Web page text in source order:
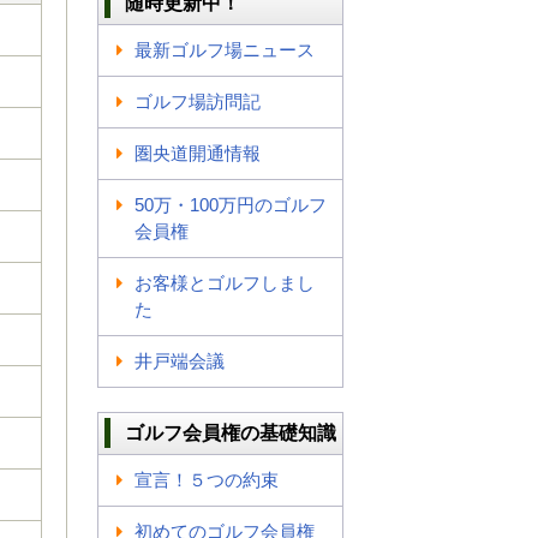
最新ゴルフ場ニュース
ゴルフ場訪問記
圏央道開通情報
50万・100万円のゴルフ
会員権
お客様とゴルフしまし
た
井戸端会議
ゴルフ会員権の基礎知識
宣言！５つの約束
初めてのゴルフ会員権